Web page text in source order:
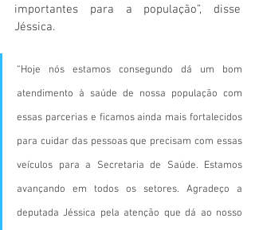
importantes para a população”, disse
Jéssica.
“Hoje nós estamos consegundo dá um bom
atendimento à saúde de nossa população com
essas parcerias e ficamos ainda mais fortalecidos
para cuidar das pessoas que precisam com essas
veículos para a Secretaria de Saúde. Estamos
avançando em todos os setores. Agradeço a
deputada Jéssica pela atenção que dá ao nosso